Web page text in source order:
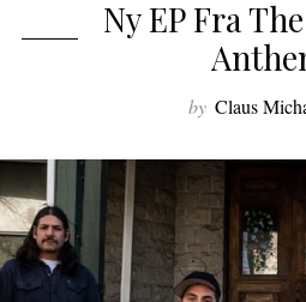
Ny EP Fra
by Claus